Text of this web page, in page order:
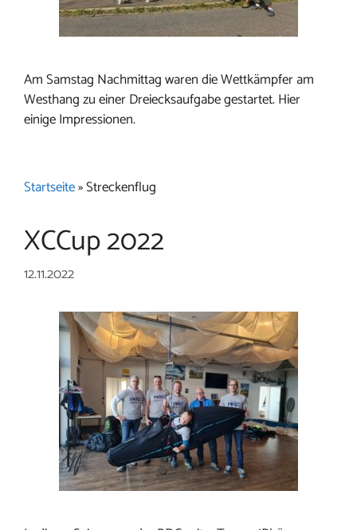
Am Samstag Nachmittag waren die Wettkämpfer am
Westhang zu einer Dreiecksaufgabe gestartet. Hier
einige Impressionen.
Startseite»Streckenflug
XCCup 2022
12.11.2022